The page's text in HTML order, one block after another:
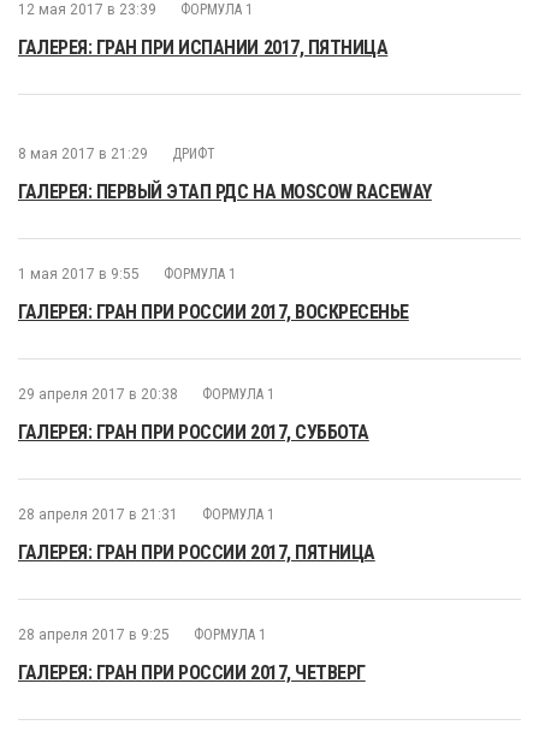
12 мая 2017 в 23:39 ФОРМУЛА 1
ГАЛЕРЕЯ: ГРАН ПРИ ИСПАНИИ 2017, ПЯТНИЦА
8 мая 2017 в 21:29 ДРИФТ
ГАЛЕРЕЯ: ПЕРВЫЙ ЭТАП РДС НА MOSCOW RACEWAY
1 мая 2017 в 9:55 ФОРМУЛА 1
ГАЛЕРЕЯ: ГРАН ПРИ РОССИИ 2017, ВОСКРЕСЕНЬЕ
29 апреля 2017 в 20:38 ФОРМУЛА 1
ГАЛЕРЕЯ: ГРАН ПРИ РОССИИ 2017, СУББОТА
28 апреля 2017 в 21:31 ФОРМУЛА 1
ГАЛЕРЕЯ: ГРАН ПРИ РОССИИ 2017, ПЯТНИЦА
28 апреля 2017 в 9:25 ФОРМУЛА 1
ГАЛЕРЕЯ: ГРАН ПРИ РОССИИ 2017, ЧЕТВЕРГ